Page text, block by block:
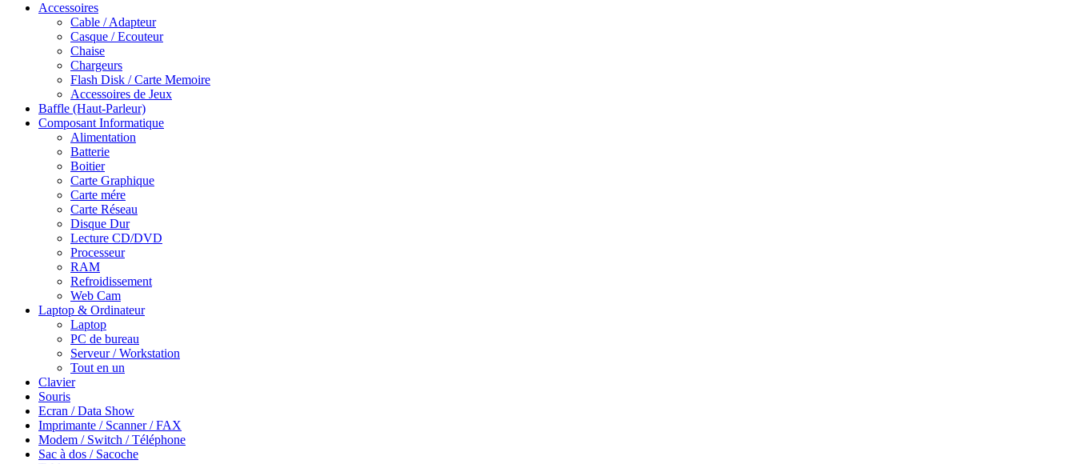
Accessoires
Cable / Adapteur
Casque / Ecouteur
Chaise
Chargeurs
Flash Disk / Carte Memoire
Accessoires de Jeux
Baffle (Haut-Parleur)
Composant Informatique
Alimentation
Batterie
Boitier
Carte Graphique
Carte mére
Carte Réseau
Disque Dur
Lecture CD/DVD
Processeur
RAM
Refroidissement
Web Cam
Laptop & Ordinateur
Laptop
PC de bureau
Serveur / Workstation
Tout en un
Clavier
Souris
Ecran / Data Show
Imprimante / Scanner / FAX
Modem / Switch / Téléphone
Sac à dos / Sacoche